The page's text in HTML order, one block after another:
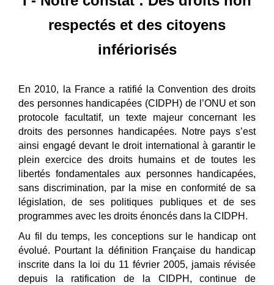
respectés et des citoyens
infériorisés
En 2010, la France a ratifié la Convention des droits
des personnes handicapées (CIDPH) de l’ONU et son
protocole facultatif, un texte majeur concernant les
droits des personnes handicapées. Notre pays s’est
ainsi engagé devant le droit international à garantir le
plein exercice des droits humains et de toutes les
libertés fondamentales aux personnes handicapées,
sans discrimination, par la mise en conformité de sa
législation, de ses politiques publiques et de ses
programmes avec les droits énoncés dans la CIDPH.
Au fil du temps, les conceptions sur le handicap ont
évolué. Pourtant la définition Française du handicap
inscrite dans la loi du 11 février 2005, jamais révisée
depuis la ratification de la CIDPH, continue de